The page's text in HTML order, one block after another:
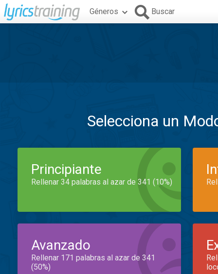
Géneros Buscar
Selecciona un
Principiante
Rellenar 34 palabras al azar de 341 (10%)
Avanzado
Rellenar 171 palabras al azar de 341
(50%)